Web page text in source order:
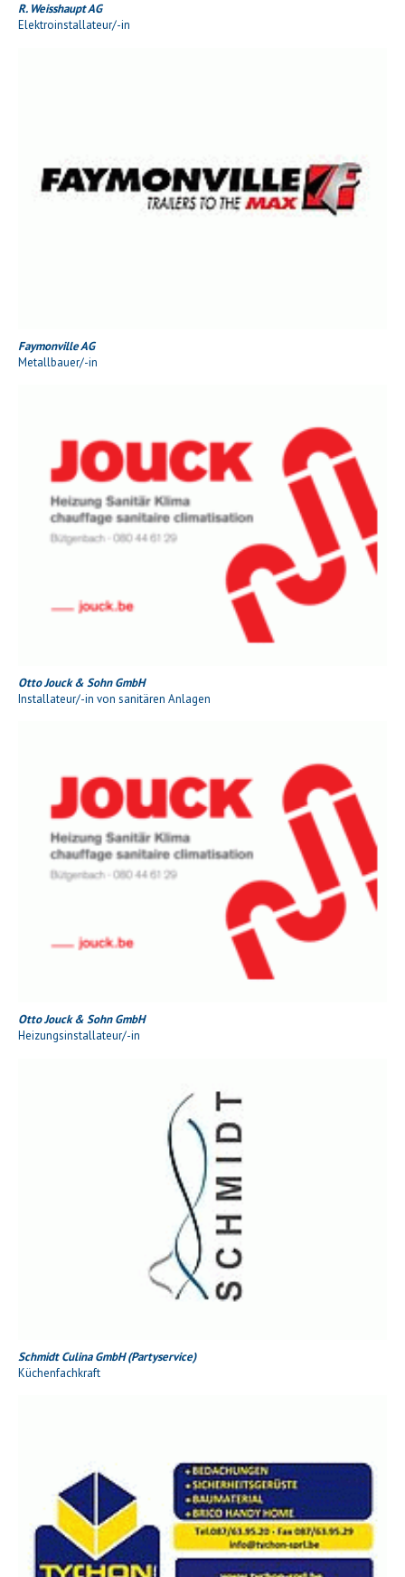
R. Weisshaupt AG
Elektroinstallateur/-in
Faymonville AG
Metallbauer/-in
Otto Jouck & Sohn GmbH
Installateur/-in von sanitären Anlagen
Otto Jouck & Sohn GmbH
Heizungsinstallateur/-in
Schmidt Culina GmbH (Partyservice)
Küchenfachkraft